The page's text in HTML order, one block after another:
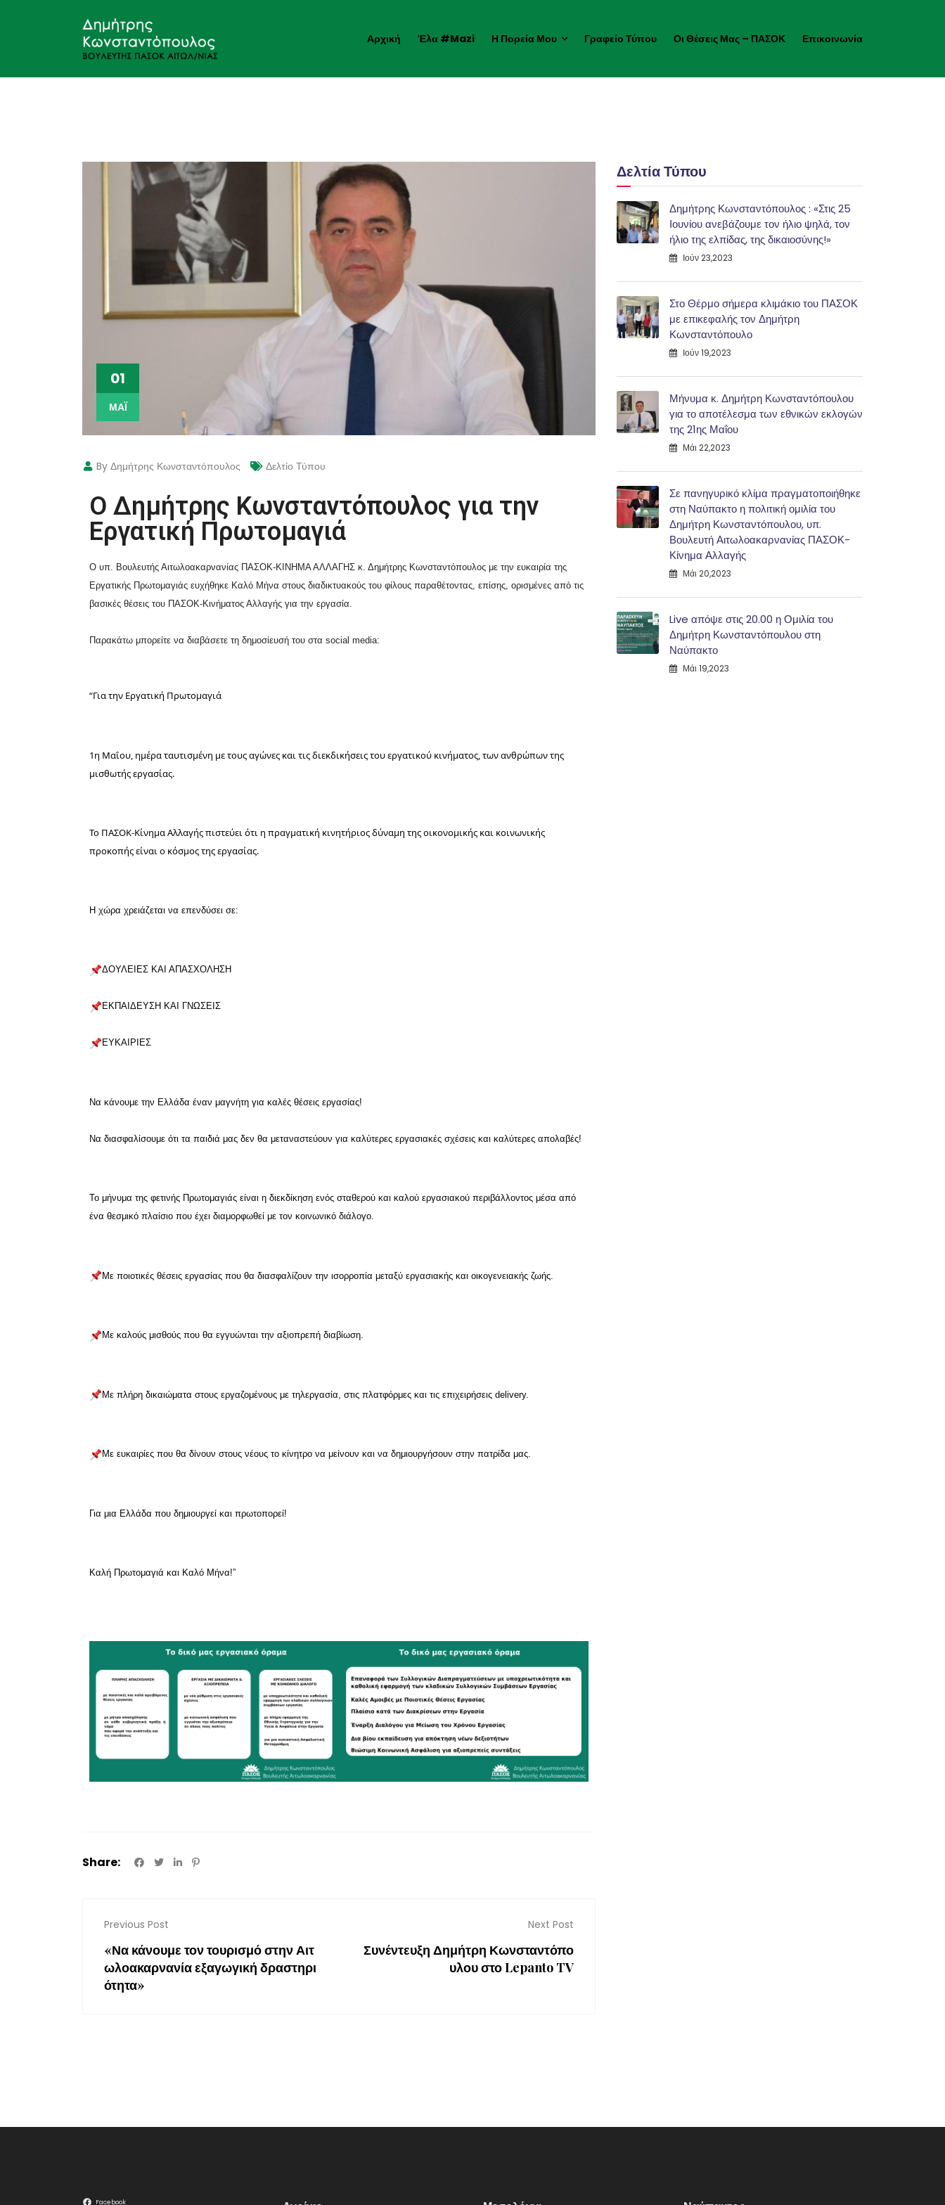
Αρχική Έλα #mazi Η Πορεία Μου Γραφείο Τύπου Οι Θέσεις Μας – ΠΑΣΟΚ Επικοινωνία
01
ΜΆΙ
By Δημήτρης Κωνσταντόπουλος Δελτίο Τύπου
Ο Δημήτρης Κωνσταντόπουλος για την
Εργατική Πρωτομαγιά
Ο υπ. Βουλευτής Αιτωλοακαρνανίας ΠΑΣΟΚ-ΚΙΝΗΜΑ ΑΛΛΑΓΗΣ κ. Δημήτρης Κωνσταντόπουλος με την ευκαιρία της
Εργατικής Πρωτομαγιάς ευχήθηκε Καλό Μήνα στους διαδικτυακούς του φίλους παραθέτοντας, επίσης, ορισμένες από τις
βασικές θέσεις του ΠΑΣΟΚ-Κινήματος Αλλαγής για την εργασία.
Παρακάτω μπορείτε να διαβάσετε τη δημοσίευσή του στα social media:
“Για την Εργατική Πρωτομαγιά
1η Μαΐου, ημέρα ταυτισμένη με τους αγώνες και τις διεκδικήσεις του εργατικού κινήματος, των ανθρώπων της
μισθωτής εργασίας.
Το ΠΑΣΟΚ-Κίνημα Αλλαγής πιστεύει ότι η πραγματική κινητήριος δύναμη της οικονομικής και κοινωνικής
προκοπής είναι ο κόσμος της εργασίας.
Η χώρα χρειάζεται να επενδύσει σε:
ΔΟΥΛΕΙΕΣ ΚΑΙ ΑΠΑΣΧΟΛΗΣΗ
ΕΚΠΑΙΔΕΥΣΗ ΚΑΙ ΓΝΩΣΕΙΣ
ΕΥΚΑΙΡΙΕΣ
Να κάνουμε την Ελλάδα έναν μαγνήτη για καλές θέσεις εργασίας!
Να διασφαλίσουμε ότι τα παιδιά μας δεν θα μεταναστεύουν για καλύτερες εργασιακές σχέσεις και καλύτερες απολαβές!
Το μήνυμα της φετινής Πρωτομαγιάς είναι η διεκδίκηση ενός σταθερού και καλού εργασιακού περιβάλλοντος μέσα από
ένα θεσμικό πλαίσιο που έχει διαμορφωθεί με τον κοινωνικό διάλογο.
Με ποιοτικές θέσεις εργασίας που θα διασφαλίζουν την ισορροπία μεταξύ εργασιακής και οικογενειακής ζωής.
Με καλούς μισθούς που θα εγγυώνται την αξιοπρεπή διαβίωση.
Με πλήρη δικαιώματα στους εργαζομένους με τηλεργασία, στις πλατφόρμες και τις επιχειρήσεις delivery.
Με ευκαιρίες που θα δίνουν στους νέους το κίνητρο να μείνουν και να δημιουργήσουν στην πατρίδα μας.
Για μια Ελλάδα που δημιουργεί και πρωτοπορεί!
Καλή Πρωτομαγιά και Καλό Μήνα!”
Share:
Previous Post
«Να κάνουμε τον τουρισμό στην Αιτ
ωλοακαρνανία εξαγωγική δραστηρι
ότητα»
Next Post
Συνέντευξη Δημήτρη Κωνσταντόπο
υλου στο Lepanto TV
Δελτία Τύπου
Δημήτρης Κωνσταντόπουλος : «Στις 25
Ιουνίου ανεβάζουμε τον ήλιο ψηλά, τον
ήλιο της ελπίδας, της δικαιοσύνης!»
Ιούν 23,2023
Στο Θέρμο σήμερα κλιμάκιο του ΠΑΣΟΚ
με επικεφαλής τον Δημήτρη
Κωνσταντόπουλο
Ιούν 19,2023
Μήνυμα κ. Δημήτρη Κωνσταντόπουλου
για το αποτέλεσμα των εθνικών εκλογών
της 21ης Μαΐου
Μάι 22,2023
Σε πανηγυρικό κλίμα πραγματοποιήθηκε
στη Ναύπακτο η πολιτική ομιλία του
Δημήτρη Κωνσταντόπουλου, υπ.
Βουλευτή Αιτωλοακαρνανίας ΠΑΣΟΚ-
Κίνημα Αλλαγής
Μάι 20,2023
Live απόψε στις 20.00 η Ομιλία του
Δημήτρη Κωνσταντόπουλου στη
Ναύπακτο
Μάι 19,2023
Facebook